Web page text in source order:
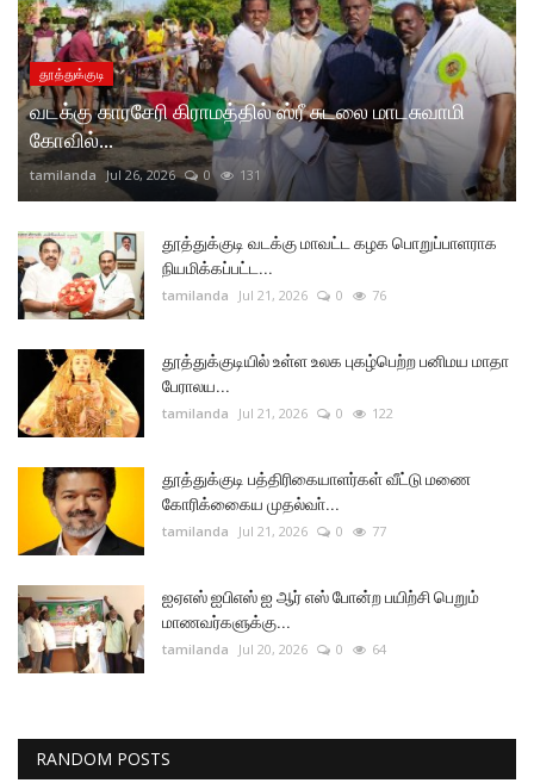
தூத்துக்குடி
வடக்கு காரசேரி கிராமத்தில் ஸ்ரீ சுடலை மாடசுவாமி
கோவில்...
tamilanda Jul 26, 2026 0 131
தூத்துக்குடி வடக்கு மாவட்ட கழக பொறுப்பாளராக
நியமிக்கப்பட்ட...
tamilanda Jul 21, 2026 0 76
தூத்துக்குடியில் உள்ள உலக புகழ்பெற்ற பனிமய மாதா
பேராலய...
tamilanda Jul 21, 2026 0 122
தூத்துக்குடி பத்திரிகையாளர்கள் வீட்டு மணை
கோரிக்கைைய முதல்வா்...
tamilanda Jul 21, 2026 0 77
ஐஏஎஸ் ஐபிஎஸ் ஐ ஆர் எஸ் போன்ற பயிற்சி பெறும்
மாணவர்களுக்கு...
tamilanda Jul 20, 2026 0 64
RANDOM POSTS